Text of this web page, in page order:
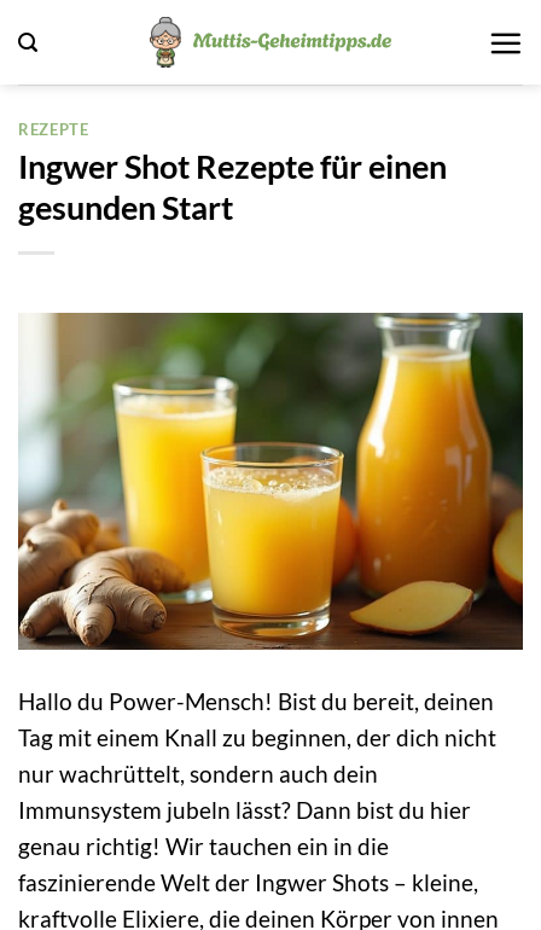
Inhalt
springen
REZEPTE
Ingwer Shot Rezepte für einen
gesunden Start
Hallo du Power-Mensch! Bist du bereit, deinen
Tag mit einem Knall zu beginnen, der dich nicht
nur wachrüttelt, sondern auch dein
Immunsystem jubeln lässt? Dann bist du hier
genau richtig! Wir tauchen ein in die
faszinierende Welt der Ingwer Shots – kleine,
kraftvolle Elixiere, die deinen Körper von innen